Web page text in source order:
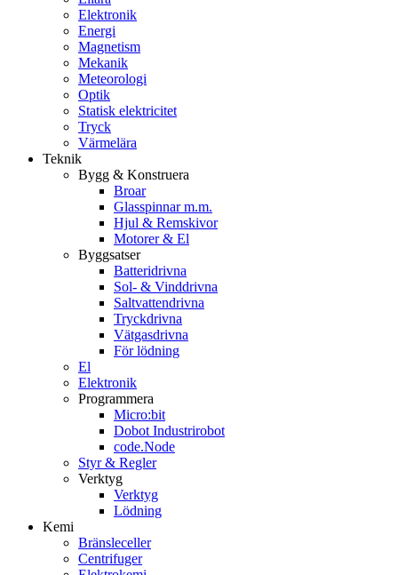
Elektronik
Energi
Magnetism
Mekanik
Meteorologi
Optik
Statisk elektricitet
Tryck
Värmelära
Teknik
Bygg & Konstruera
Broar
Glasspinnar m.m.
Hjul & Remskivor
Motorer & El
Byggsatser
Batteridrivna
Sol- & Vinddrivna
Saltvattendrivna
Tryckdrivna
Vätgasdrivna
För lödning
El
Elektronik
Programmera
Micro:bit
Dobot Industrirobot
code.Node
Styr & Regler
Verktyg
Verktyg
Lödning
Kemi
Bränsleceller
Centrifuger